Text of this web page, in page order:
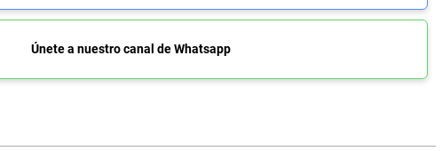
Únete a nuestro canal de Whatsapp